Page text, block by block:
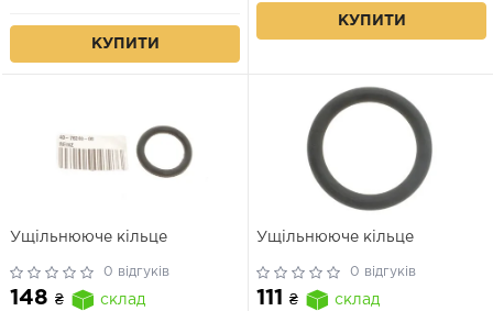
КУПИТИ
КУПИТИ
Ущільнююче кільце
0 відгуків
148 ₴
склад
Ущільнююче кільце
0 відгуків
111 ₴
склад